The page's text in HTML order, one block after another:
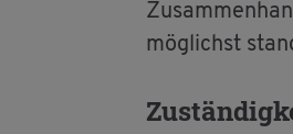
mög­lichst